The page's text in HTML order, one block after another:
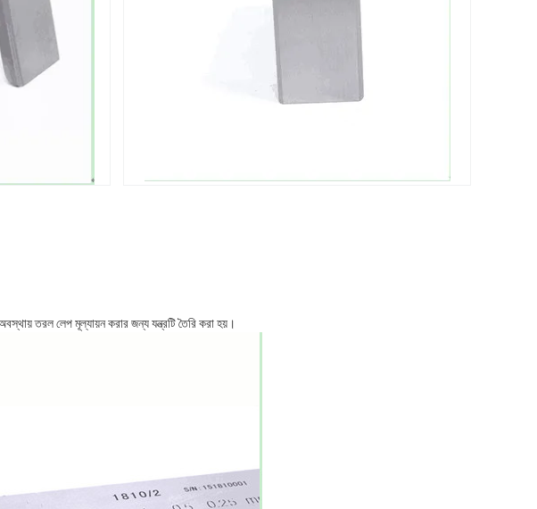
তরল লেপ মূল্যায়ন করার জন্য যন্ত্রটি তৈরি করা হয়।